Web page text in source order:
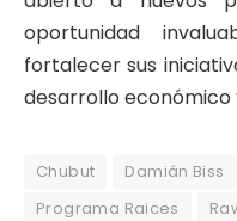
oportunidad
fortalecer sus
desarrollo económico
Chubut Damián Biss
Programa Raices